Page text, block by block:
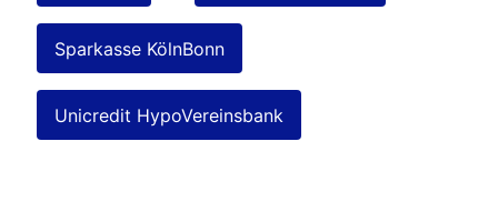
Sparkasse KölnBonn
Unicredit HypoVereinsbank